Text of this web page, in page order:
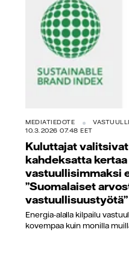
MEDIATIEDOTE
10.3.2026 07.48 EET
Kuluttajat
kahdeksatta
vastuullisimmaksi
”Suomalaiset
vastuullisuustyötä”
Energia-alalla kilpailu
kovempaa kuin monilla